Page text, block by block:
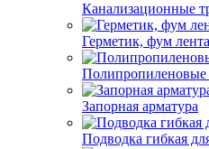
Канализационные
Герметик, фум
Запорная арматура
Подводка гибкая